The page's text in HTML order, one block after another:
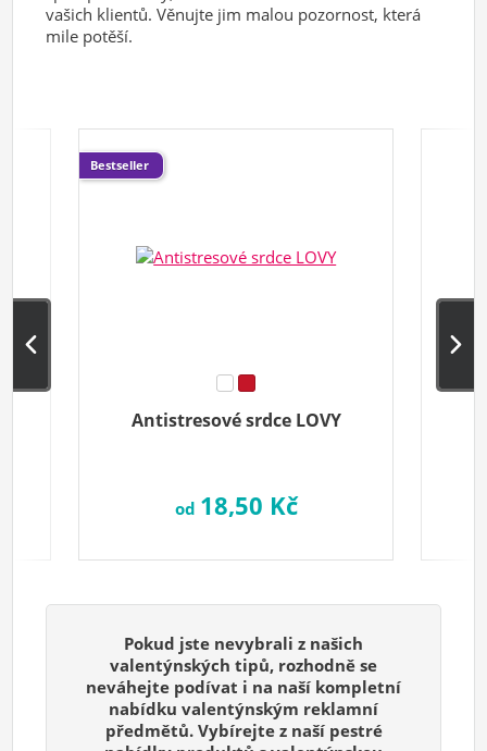
vašich klientů. Věnujte jim malou pozornost, která
mile potěší.
Antistresové srdce LOVY
Bestseller
od 18,50 Kč
Pokud jste nevybrali z našich
valentýnských tipů, rozhodně se
neváhejte podívat i na naší kompletní
nabídku valentýnským reklamní
předmětů. Vybírejte z naší pestré